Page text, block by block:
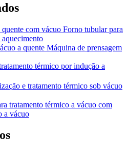
com vácuo Forno tubular para
a quente Máquina de prensagem
térmico por indução a
e tratamento térmico sob vácuo
tratamento térmico a vácuo com
a vácuo